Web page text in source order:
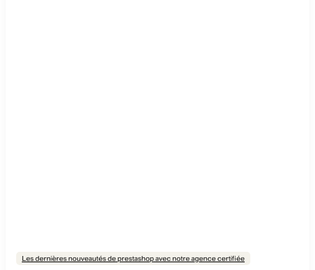
Les dernières nouveautés de prestashop avec notre agence certifiée